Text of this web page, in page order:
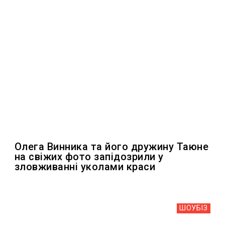
Олега Винника та його дружину Таюне
на свіжих фото запідозрили у
зловживанні уколами краси
ШОУБIЗ